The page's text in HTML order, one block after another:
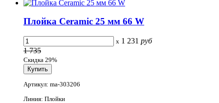
Плойка Ceramic 25 мм 66 W
x 1 231 руб
1 735
Скидка 29%
Артикул: ma-303206
Линия: Плойки